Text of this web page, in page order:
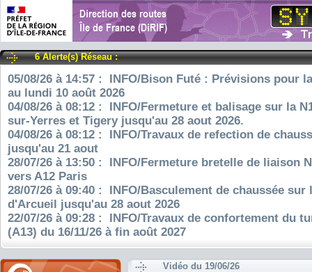
6 Alerte(s) Réseau :
05/08/26 à 14:57 : INFO/Bison Futé : Prévisions pour
au lundi 10 août 2026
04/08/26 à 08:12 : INFO/Fermeture et balisage sur la
sur-Yerres et Tigery jusqu'au 28 aout 2026.
04/08/26 à 08:12 : INFO/Travaux de refection de
jusqu'au 21 aout
28/07/26 à 13:50 : INFO/Fermeture bretelle de liaison
vers A12 Paris
28/07/26 à 09:40 : INFO/Basculement de chaussée sur
d'Arcueil jusqu'au 28 aout 2026
22/07/26 à 09:28 : INFO/Travaux de confortement du
(A13) du 16/11/26 à fin août 2027
Vidéo du 19/06/26